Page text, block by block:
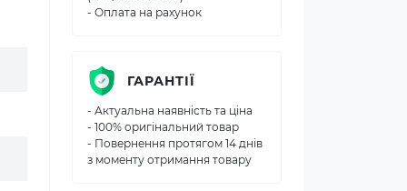
- Оплата на рахунок
ГАРАНТІЇ
- Актуальна наявність та ціна
- 100% оригінальний товар
- Повернення протягом 14 днів
з моменту отримання товару